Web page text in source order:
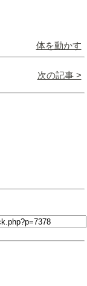
体を動かす
次の記事 >